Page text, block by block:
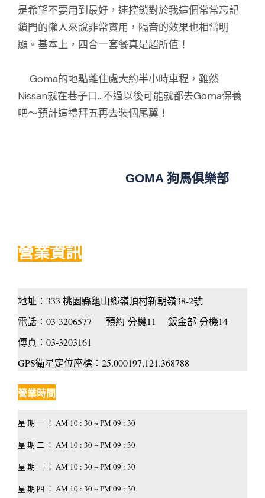
是希望不要用到最好，速控鎖對於我這個常常忘記
鎖門的懶人來說非常實用，隔音的效果也相當明
顯。基本上，四合一套餐真是超所值！
Goma的地點離住處大約半小時車程，雖然
Nissan就在巷子口...不過以後可能就都去Goma保養
吧～預計這禮拜五再去裝個尾翼！
GOMA 狗馬俱樂部
營業資訊
地址︰333 桃園縣龜山鄉嶺頂村新朝嶺38-2號
電話︰03-3206577 預約-分機11 鈑金部-分機14
傳真︰03-3203161
GPS衛星定位座標︰25.000197,121.368788
營業時間
星 期 一 ： AM 10 : 30 ~ PM 09 : 30
星 期 二 ︰ AM 10 : 30 ~ PM 09 : 30
星 期 三 ： AM 10 : 30 ~ PM 09 : 30
星 期 四 ： AM 10 : 30 ~ PM 09 : 30